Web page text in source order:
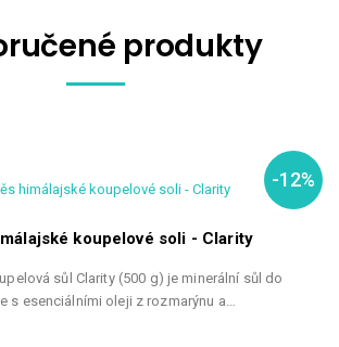
produkty
-12%
koupelové soli - Clarity
sůl Clarity (500 g) je minerální sůl do
s esenciálními oleji z rozmarýnu a…